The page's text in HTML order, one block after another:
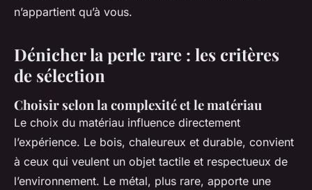
n’appartient qu’à vous.
Dénicher la perle rare : les critères
de sélection
Choisir selon la complexité et le matériau
Le choix du matériau influence directement
l’expérience. Le bois, chaleureux et durable, convient
à ceux qui veulent un objet tactile et respectueux de
l’environnement. Le métal, plus rare, apporte une